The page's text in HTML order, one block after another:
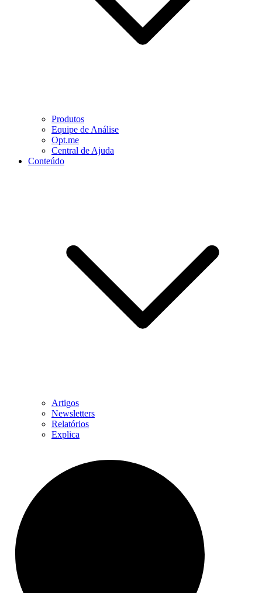
Produtos
Equipe de Análise
Opt.me
Central de Ajuda
Conteúdo
Artigos
Newsletters
Relatórios
Explica